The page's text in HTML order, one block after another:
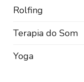
Rolfing
Terapia do Som
Yoga